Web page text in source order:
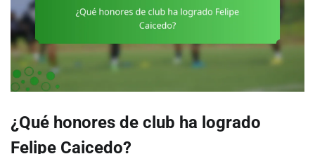
¿Qué honores de club ha logrado
Felipe Caicedo?